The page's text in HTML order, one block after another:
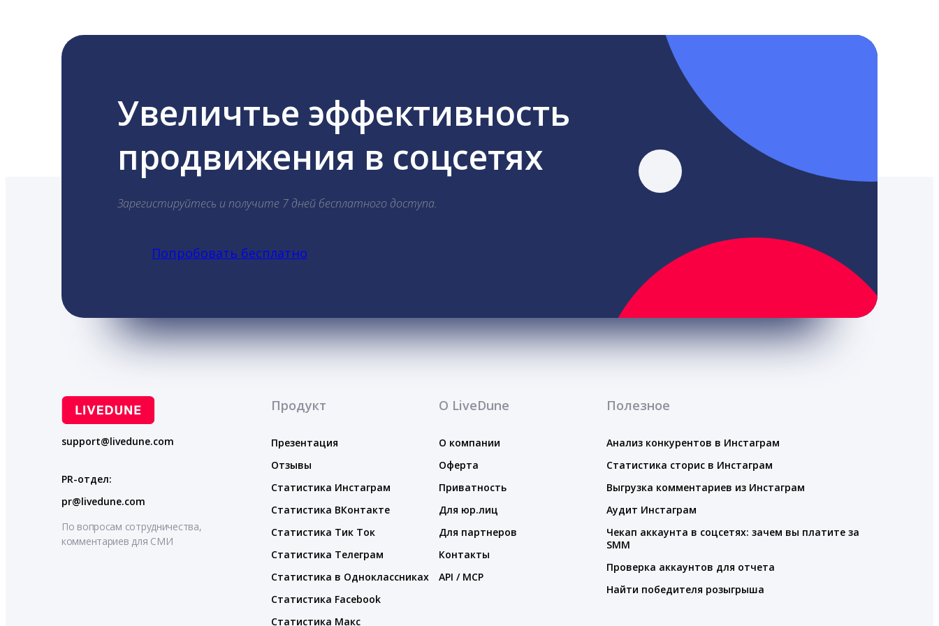
Увеличтье эффективность
продвижения в соцсетях
Зарегистируйтесь и получите 7 дней бесплатного доступа.
Попробовать бесплатно
support@livedune.com
PR-отдел:
pr@livedune.com
По вопросам сотрудничества,
комментариев для СМИ
Продукт
Презентация
Отзывы
Статистика Инстаграм
Статистика ВКонтакте
Статистика Тик Ток
Статистика Телеграм
Статистика в Одноклассниках
Статистика Facebook
Статистика Макс
О LiveDune
О компании
Оферта
Приватность
Для юр.лиц
Для партнеров
Контакты
API / MCP
Полезное
Анализ конкурентов в Инстаграм
Статистика сторис в Инстаграм
Выгрузка комментариев из Инстаграм
Аудит Инстаграм
Чекап аккаунта в соцсетях: зачем вы платите за
SMM
Проверка аккаунтов для отчета
Найти победителя розыгрыша